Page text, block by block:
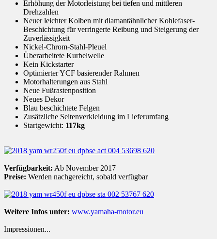
Erhöhung der Motorleistung bei tiefen und mittleren
Drehzahlen
Neuer leichter Kolben mit diamantähnlicher Kohlefaser-
Beschichtung für verringerte Reibung und Steigerung der
Zuverlässigkeit
Nickel-Chrom-Stahl-Pleuel
Überarbeitete Kurbelwelle
Kein Kickstarter
Optimierter YCF basierender Rahmen
Motorhalterungen aus Stahl
Neue Fußrastenposition
Neues Dekor
Blau beschichtete Felgen
Zusätzliche Seitenverkleidung im Lieferumfang
Startgewicht: 117kg
Verfügbarkeit: Ab November 2017
Preise: Werden nachgereicht, sobald verfügbar
Weitere Infos unter: www.yamaha-motor.eu
Impressionen...